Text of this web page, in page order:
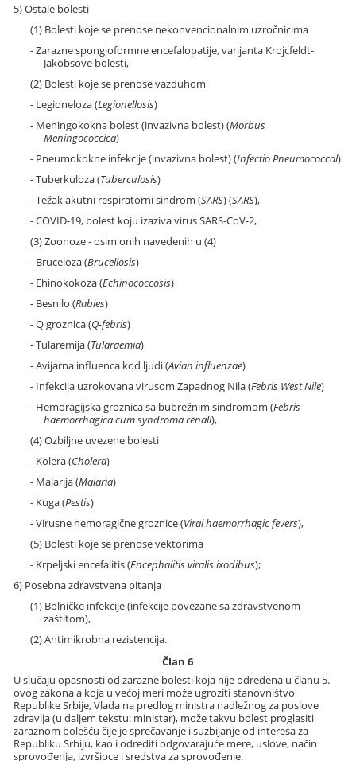
5) Ostale bolesti
(1) Bolesti koje se prenose nekonvencionalnim uzročnicima
- Zarazne spongioformne encefalopatije, varijanta Krojcfeldt-
Jakobsove bolesti,
(2) Bolesti koje se prenose vazduhom
- Legioneloza (Legionellosis)
- Meningokokna bolest (invazivna bolest) (Morbus
Meningococcica)
- Pneumokokne infekcije (invazivna bolest) (Infectio Pneumococcal)
- Tuberkuloza (Tuberculosis)
- Težak akutni respiratorni sindrom (SARS) (SARS),
- COVID-19, bolest koju izaziva virus SARS-CoV-2,
(3) Zoonoze - osim onih navedenih u (4)
- Bruceloza (Brucellosis)
- Ehinokokoza (Echinococcosis)
- Besnilo (Rabies)
- Q groznica (Q-febris)
- Tularemija (Tularaemia)
- Avijarna influenca kod ljudi (Avian influenzae)
- Infekcija uzrokovana virusom Zapadnog Nila (Febris West Nile)
- Hemoragijska groznica sa bubrežnim sindromom (Febris
haemorrhagica cum syndroma renali),
(4) Ozbiljne uvezene bolesti
- Kolera (Cholera)
- Malarija (Malaria)
- Kuga (Pestis)
- Virusne hemoragične groznice (Viral haemorrhagic fevers),
(5) Bolesti koje se prenose vektorima
- Krpeljski encefalitis (Encephalitis viralis ixodibus);
6) Posebna zdravstvena pitanja
(1) Bolničke infekcije (infekcije povezane sa zdravstvenom
zaštitom),
(2) Antimikrobna rezistencija.
Član 6
U slučaju opasnosti od zarazne bolesti koja nije određena u članu 5.
ovog zakona a koja u većoj meri može ugroziti stanovništvo
Republike Srbije, Vlada na predlog ministra nadležnog za poslove
zdravlja (u daljem tekstu: ministar), može takvu bolest proglasiti
zaraznom bolešću čije je sprečavanje i suzbijanje od interesa za
Republiku Srbiju, kao i odrediti odgovarajuće mere, uslove, način
sprovođenja, izvršioce i sredstva za sprovođenje.